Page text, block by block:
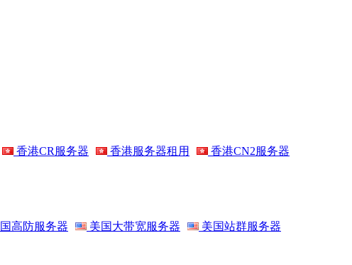
香港CR服务器 香港服务器租用
香港CN2服务器
高防服务器 美国大带宽服务器
美国站群服务器